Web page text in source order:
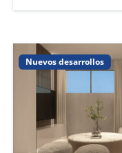
Nuevos desarrollos